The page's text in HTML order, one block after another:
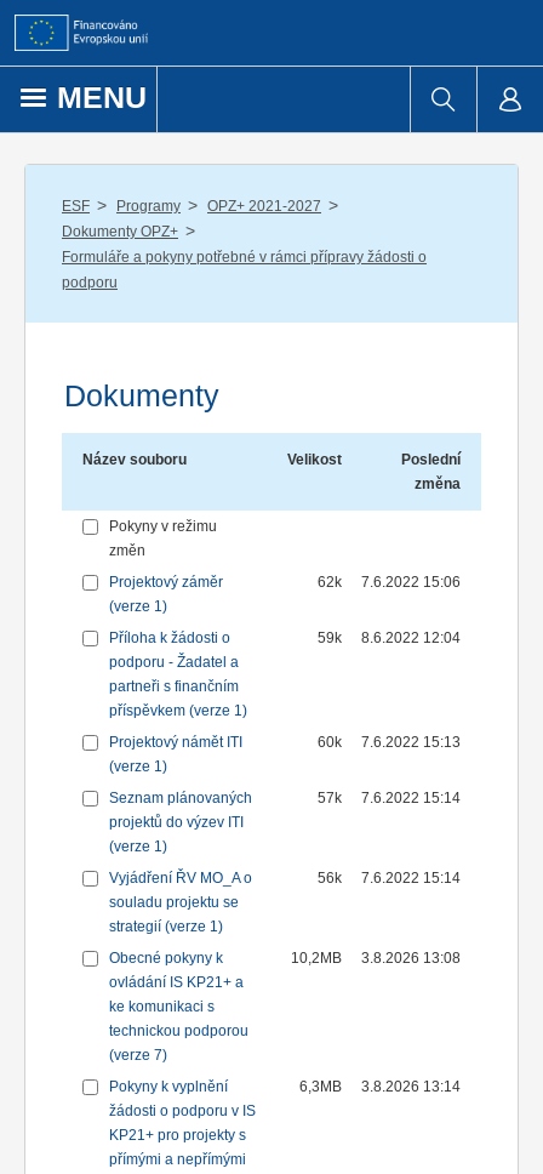
Přejít k obsahu
MENU
ESF / Programy / OPZ+ 2021-2027 /
Dokumenty OPZ+ /
Formuláře a pokyny potřebné v rámci přípravy žádosti o
podporu
Dokumenty
Název souboru Velikost
Poslední
změna
Pokyny v režimu
změn
Projektový záměr
(verze 1)
62k 7.6.2022 15:06
Příloha k žádosti o
podporu - Žadatel a
partneři s finančním
příspěvkem (verze 1)
59k 8.6.2022 12:04
Projektový námět ITI
(verze 1)
60k 7.6.2022 15:13
Seznam plánovaných
projektů do výzev ITI
(verze 1)
57k 7.6.2022 15:14
Vyjádření ŘV MO_A o
souladu projektu se
strategií (verze 1)
56k 7.6.2022 15:14
Obecné pokyny k
ovládání IS KP21+ a
ke komunikaci s
technickou podporou
(verze 7)
10,2MB 3.8.2026 13:08
Pokyny k vyplnění
žádosti o podporu v IS
KP21+ pro projekty s
přímými a nepřímými
6,3MB 3.8.2026 13:14